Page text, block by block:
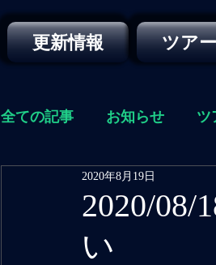
更新情報 ツアー
全ての記事 お知らせ ツ
2020/08/
い
2020年8月19日